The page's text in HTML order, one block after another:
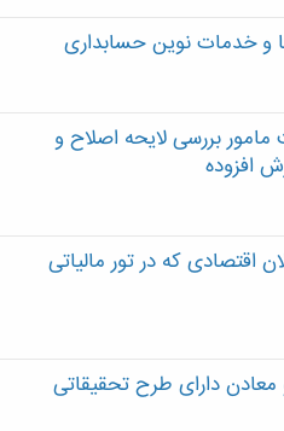
و خدمات نوین حسابداری
بررسی لایحه اصلاح و
افزوده
اقتصادی که در تور مالیاتی
معادن دارای طرح تحقیقاتی